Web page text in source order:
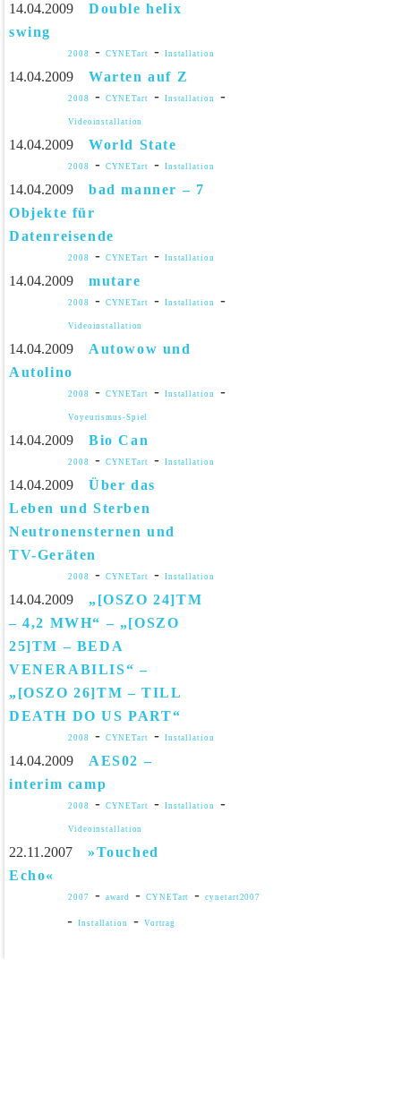
14.04.2009 Double helix
swing
2008 - CYNETart - Installation
14.04.2009 Warten auf Z
2008 - CYNETart - Installation -
Videoinstallation
14.04.2009 World State
2008 - CYNETart - Installation
14.04.2009 bad manner – 7
Objekte für
Datenreisende
2008 - CYNETart - Installation
14.04.2009 mutare
2008 - CYNETart - Installation -
Videoinstallation
14.04.2009
Autowow und
Autolino
2008 - CYNETart - Installation -
Voyeurismus-Spiel
14.04.2009 Bio Can
2008 - CYNETart - Installation
14.04.2009 Über das
Leben und Sterben
Neutronensternen und
TV-Geräten
2008 - CYNETart - Installation
14.04.2009
„[OSZO 24]TM
– 4,2 MWH“ – „[OSZO
25]TM – BEDA
VENERABILIS“ –
„[OSZO 26]TM – TILL
DEATH DO US PART“
2008 - CYNETart - Installation
14.04.2009
AES02 –
interim camp
2008 - CYNETart - Installation -
Videoinstallation
22.11.2007 »Touched
Echo«
2007 - award - CYNETart - cynetart2007
- Installation - Vortrag